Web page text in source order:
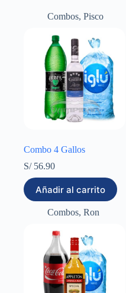
Combos, Pisco
Combo 4 Gallos
S/56.90
Añadir al carrito
Combos, Ron